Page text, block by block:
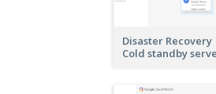
Disaster Recovery
Cold standby